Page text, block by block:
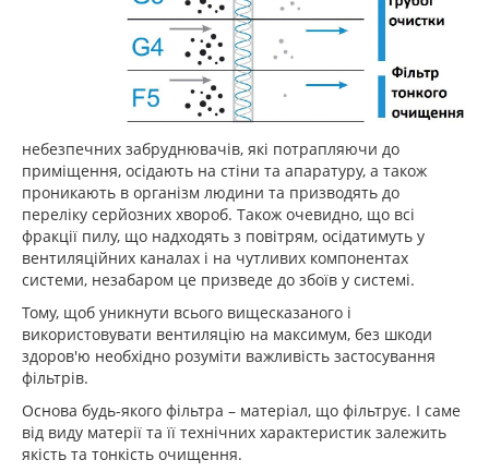
небезпечних забруднювачів, які потрапляючи до
приміщення, осідають на стіни та апаратуру, а також
проникають в організм людини та призводять до
переліку серйозних хвороб. Також очевидно, що всі
фракції пилу, що надходять з повітрям, осідатимуть у
вентиляційних каналах і на чутливих компонентах
системи, незабаром це призведе до збоїв у системі.
Тому, щоб уникнути всього вищесказаного і
використовувати вентиляцію на максимум, без шкоди
здоров'ю необхідно розуміти важливість застосування
фільтрів.
Основа будь-якого фільтра – матеріал, що фільтрує. І саме
від виду матерії та її технічних характеристик залежить
якість та тонкість очищення.